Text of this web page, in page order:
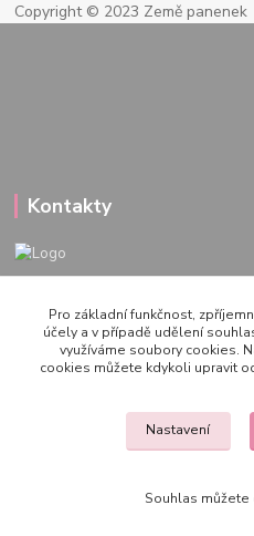
Copyright © 2023 Země panenek
Kontakty
PO-PÁ 10-20h., SO+NE 14-20h.
zemepanenek@gmail.com
Pro základní funkčnost,
účely a v případě udělení
využíváme soubory cookies.
cookies můžete kdykoli upravit
Nastavení
Souhlas